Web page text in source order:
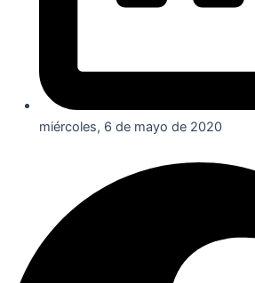
miércoles, 6 de mayo de 2020